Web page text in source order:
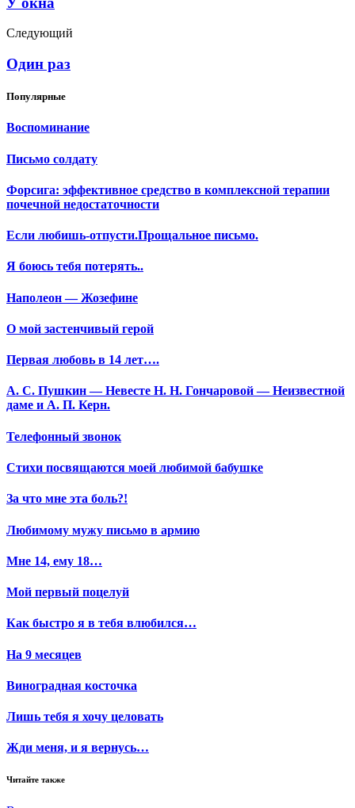
Следующий
Один раз
Популярные
Воспоминание
Письмо солдату
Форсига: эффективное средство в комплексной терапии
почечной недостаточности
Если любишь-отпусти.Прощальное письмо.
Я боюсь тебя потерять..
Наполеон — Жозефине
О мой застенчивый герой
Первая любовь в 14 лет….
А. С. Пушкин — Невесте Н. Н. Гончаровой — Неизвестной
даме и А. П. Керн.
Телефонный звонок
Стихи посвящаются моей любимой бабушке
За что мне эта боль?!
Любимому мужу письмо в армию
Мне 14, ему 18…
Мой первый поцелуй
Как быстро я в тебя влюбился…
На 9 месяцев
Виноградная косточка
Лишь тебя я хочу целовать
Жди меня, и я вернусь…
Читайте также